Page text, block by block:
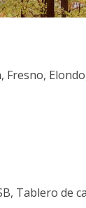
Tablero de